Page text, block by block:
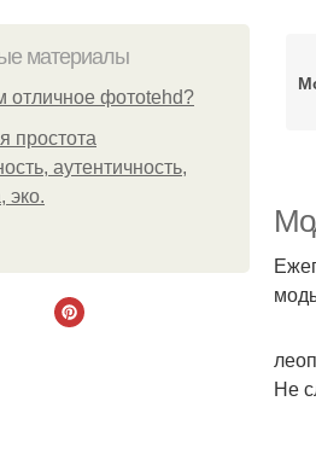
материалы
отличное фотоtehd?
простота
аутентичность,
эко.
Не